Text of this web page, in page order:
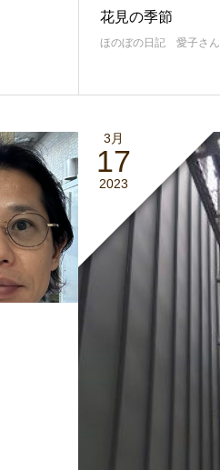
花見の季節
ほのぼの日記 愛子さん
3月
17
2023